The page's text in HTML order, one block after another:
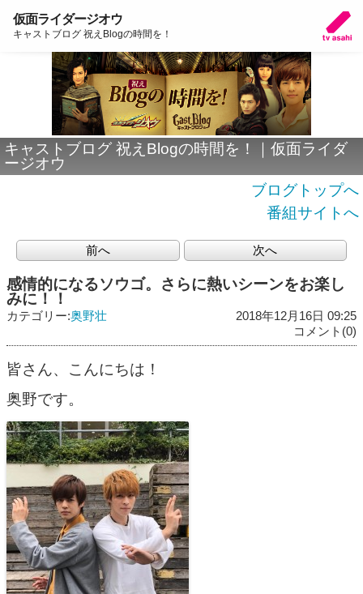
仮面ライダージオウ
キャストブログ 祝えBlogの時間を！
キャストブログ 祝えBlogの時間を！｜仮面ライダ
ージオウ
ブログトップへ
番組サイトへ
前へ 次へ
感情的になるソウゴ。さらに熱いシーンをお楽し
みに！！
カテゴリー:奥野壮
2018年12月16日 09:25
コメント(0)
皆さん、こんにちは！
奥野です。